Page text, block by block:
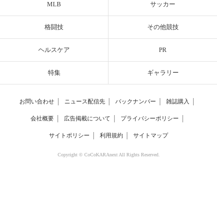
MLB サッカー
格闘技 その他競技
ヘルスケア PR
特集 ギャラリー
お問い合わせ ニュース配信先 バックナンバー 雑誌購入
会社概要 広告掲載について プライバシーポリシー
サイトポリシー 利用規約 サイトマップ
Copyright © CoCoKARAnext All Rights Reserved.